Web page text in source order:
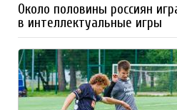
Около половины россиян
в интеллектуальные игры